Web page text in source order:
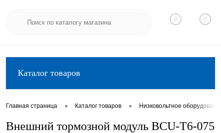
0 0
Каталог товаров
Главная страница • Каталог товаров • Низковольтное
Внешний тормозной модуль BCU-T6-075